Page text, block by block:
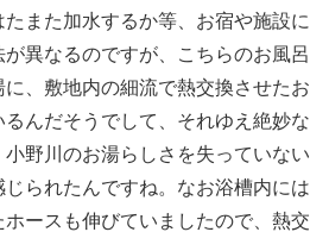
また加水するか等、お宿や施設に
異なるのですが、こちらのお風呂
、敷地内の細流で熱交換させたお
んだそうでして、それゆえ絶妙な
野川のお湯らしさを失っていない
られたんですね。なお浴槽内には
ースも伸びていましたので、熱交